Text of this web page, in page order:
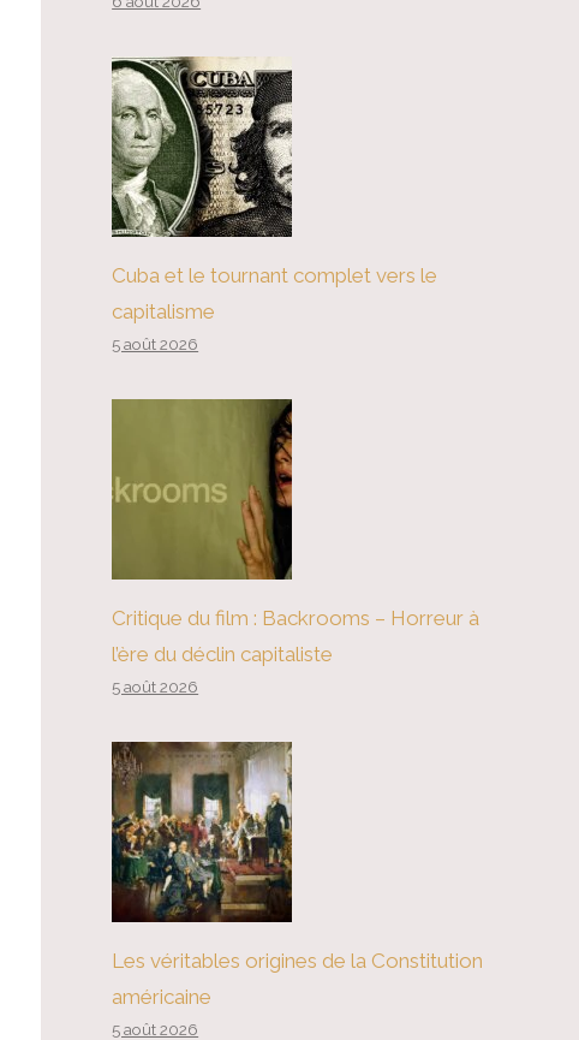
Cuba et le tournant complet vers le
capitalisme
5 août 2026
Critique du film : Backrooms – Horreur à
l’ère du déclin capitaliste
5 août 2026
Les véritables origines de la Constitution
américaine
5 août 2026